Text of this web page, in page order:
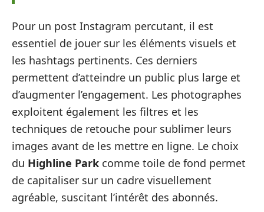
Pour un post Instagram percutant, il est
essentiel de jouer sur les éléments visuels et
les hashtags pertinents. Ces derniers
permettent d’atteindre un public plus large et
d’augmenter l’engagement. Les photographes
exploitent également les filtres et les
techniques de retouche pour sublimer leurs
images avant de les mettre en ligne. Le choix
du Highline Park comme toile de fond permet
de capitaliser sur un cadre visuellement
agréable, suscitant l’intérêt des abonnés.